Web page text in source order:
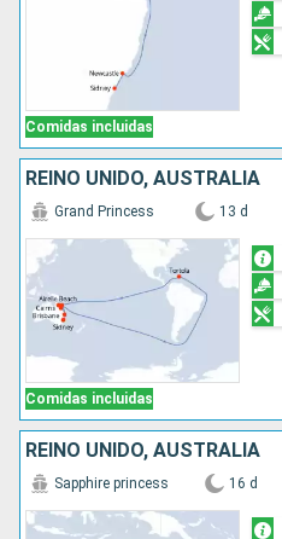
Comidas incluidas
REINO UNIDO, AUSTRALIA
Comidas incluidas
Grand Princess 13 d
REINO UNIDO, AUSTRALIA
Sapphire princess 16 d